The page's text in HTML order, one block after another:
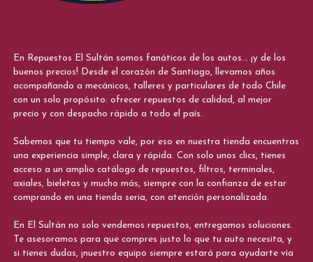
En Repuestos El Sultán somos fanáticos de los autos... ¡y de los
buenos precios! Desde el corazón de Santiago, llevamos años
acompañando a mecánicos, talleres y particulares de todo Chile
con un solo propósito: ofrecer repuestos de calidad, al mejor
precio y con despacho rápido a todo el país.
Sabemos que tu tiempo vale, por eso en nuestra tienda encuentras
una experiencia simple, clara y rápida. Con solo unos clics, tienes
acceso a un amplio catálogo de repuestos, filtros, terminales,
axiales, bieletas y mucho más, siempre con la confianza de estar
comprando en una tienda seria, con atención personalizada.
En El Sultán no solo vendemos repuestos, entregamos soluciones.
Te asesoramos para que compres justo lo que tu auto necesita, y
si tienes dudas, ¡nuestro equipo siempre estará para ayudarte vía